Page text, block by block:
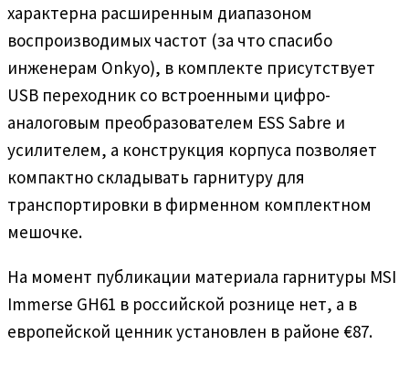
характерна расширенным диапазоном
воспроизводимых частот (за что спасибо
инженерам Onkyo), в комплекте присутствует
USB переходник со встроенными цифро-
аналоговым преобразователем ESS Sabre и
усилителем, а конструкция корпуса позволяет
компактно складывать гарнитуру для
транспортировки в фирменном комплектном
мешочке.
На момент публикации материала гарнитуры MSI
Immerse GH61 в российской рознице нет, а в
европейской ценник установлен в районе €87.